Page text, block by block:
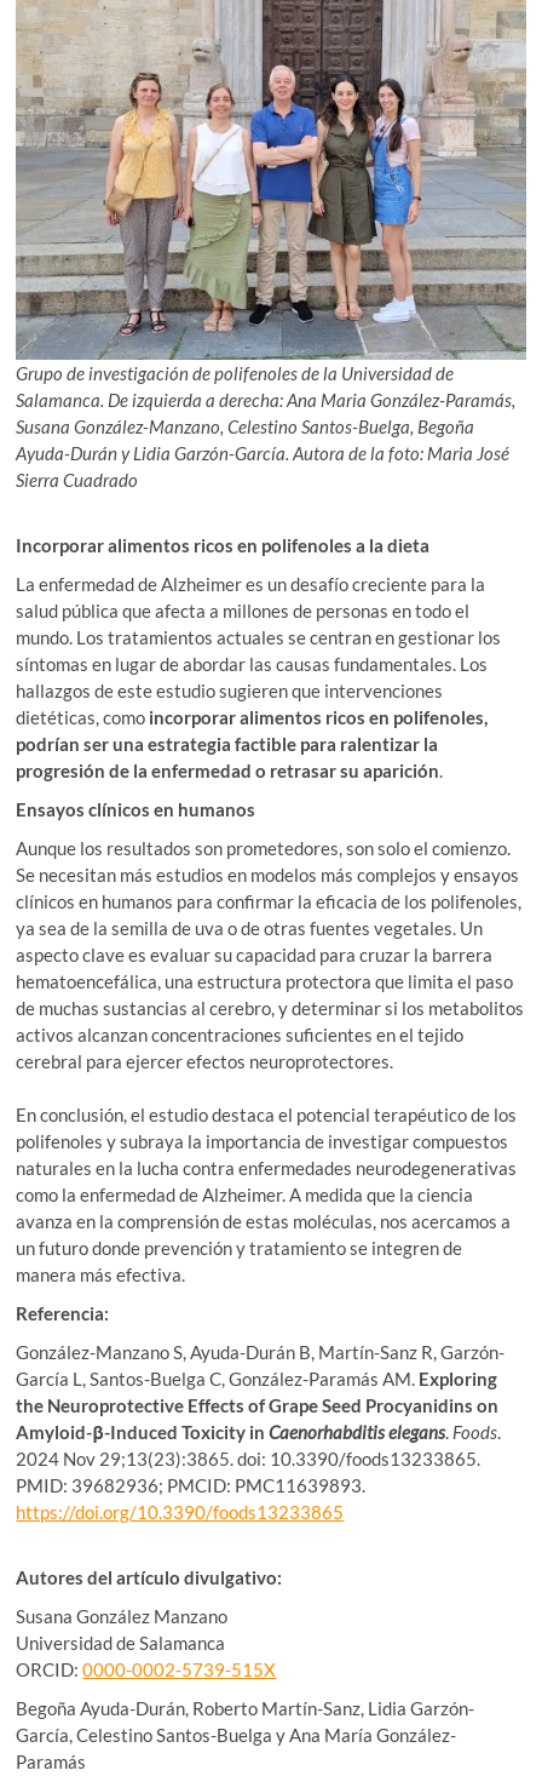
Grupo de investigación de polifenoles de la Universidad de
Salamanca. De izquierda a derecha: Ana Maria González-Paramás,
Susana González-Manzano, Celestino Santos-Buelga, Begoña
Ayuda-Durán y Lidia Garzón-García. Autora de la foto: Maria José
Sierra Cuadrado
Incorporar alimentos ricos en polifenoles a la dieta
La enfermedad de Alzheimer es un desafío creciente para la
salud pública que afecta a millones de personas en todo el
mundo. Los tratamientos actuales se centran en gestionar los
síntomas en lugar de abordar las causas fundamentales. Los
hallazgos de este estudio sugieren que intervenciones
dietéticas, como incorporar alimentos ricos en polifenoles,
podrían ser una estrategia factible para ralentizar la
progresión de la enfermedad o retrasar su aparición.
Ensayos clínicos en humanos
Aunque los resultados son prometedores, son solo el comienzo.
Se necesitan más estudios en modelos más complejos y ensayos
clínicos en humanos para confirmar la eficacia de los polifenoles,
ya sea de la semilla de uva o de otras fuentes vegetales. Un
aspecto clave es evaluar su capacidad para cruzar la barrera
hematoencefálica, una estructura protectora que limita el paso
de muchas sustancias al cerebro, y determinar si los metabolitos
activos alcanzan concentraciones suficientes en el tejido
cerebral para ejercer efectos neuroprotectores.
En conclusión, el estudio destaca el potencial terapéutico de los
polifenoles y subraya la importancia de investigar compuestos
naturales en la lucha contra enfermedades neurodegenerativas
como la enfermedad de Alzheimer. A medida que la ciencia
avanza en la comprensión de estas moléculas, nos acercamos a
un futuro donde prevención y tratamiento se integren de
manera más efectiva.
Referencia:
González-Manzano S, Ayuda-Durán B, Martín-Sanz R, Garzón-
García L, Santos-Buelga C, González-Paramás AM. Exploring
the Neuroprotective Effects of Grape Seed Procyanidins on
Amyloid-β-Induced Toxicity inCaenorhabditis elegans. Foods.
2024 Nov 29;13(23):3865. doi: 10.3390/foods13233865.
PMID: 39682936; PMCID: PMC11639893.
https://doi.org/10.3390/foods13233865
Autores del artículo divulgativo:
Susana González Manzano
Universidad de Salamanca
ORCID:0000-0002-5739-515X
Begoña Ayuda-Durán, Roberto Martín-Sanz, Lidia Garzón-
García, Celestino Santos-Buelga y Ana María González-
Paramás